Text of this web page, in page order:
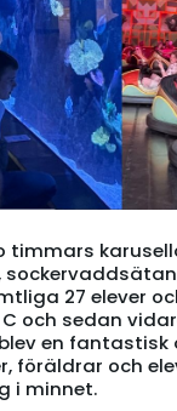
timmars
27 elever
och sedan
en fantastisk
föräldrar och
i minnet.